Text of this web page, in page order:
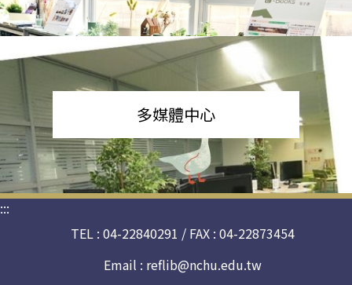
多媒體中心
:::
TEL : 04-22840291 / FAX : 04-22873454
Email : reflib@nchu.edu.tw